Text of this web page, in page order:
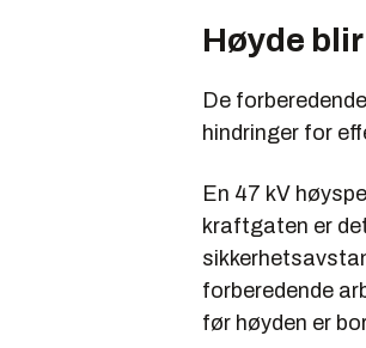
Høyde
De
hindringer for
En 47 kV
kraftgaten er
forberedende
før høyden er